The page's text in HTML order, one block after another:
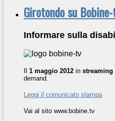
Girotondo su
Informare sulla
1 maggio 2012 in streaming
demand.
Leggi il comunicato stampa
Vai al sito www.bobine.tv